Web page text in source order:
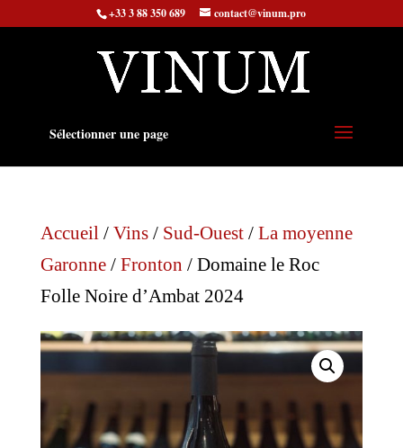
+33 3 88 350 689 contact@vinum.pro
Sélectionner une page
Accueil/ Vins/ Sud-Ouest/ La moyenne
Garonne/ Fronton / Domaine le Roc
Folle Noire d’Ambat 2024